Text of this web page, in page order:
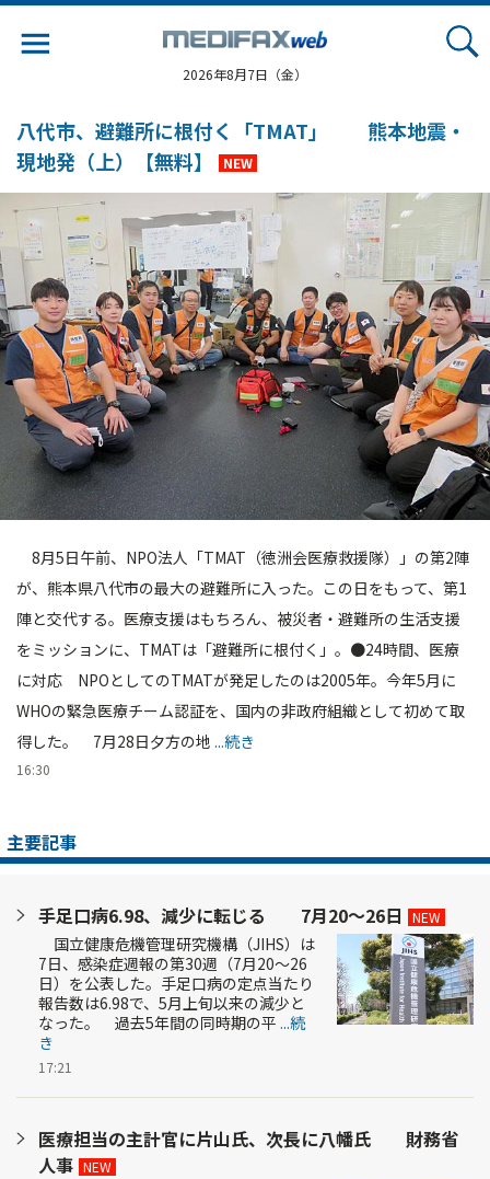
2026年8月7日（金）
八代市、避難所に根付く「TMAT」 熊本地震・
現地発（上）【無料】
NEW
8月5日午前、NPO法人「TMAT（徳洲会医療救援隊）」の第2陣
が、熊本県八代市の最大の避難所に入った。この日をもって、第1
陣と交代する。医療支援はもちろん、被災者・避難所の生活支援
をミッションに、TMATは「避難所に根付く」。●24時間、医療
に対応 NPOとしてのTMATが発足したのは2005年。今年5月に
WHOの緊急医療チーム認証を、国内の非政府組織として初めて取
得した。 7月28日夕方の地 ...続き
16:30
主要記事
手足口病6.98、減少に転じる 7月20～26日 NEW
国立健康危機管理研究機構（JIHS）は
7日、感染症週報の第30週（7月20～26
日）を公表した。手足口病の定点当たり
報告数は6.98で、5月上旬以来の減少と
なった。 過去5年間の同時期の平 ...続
き
17:21
医療担当の主計官に片山氏、次長に八幡氏 財務省
人事 NEW